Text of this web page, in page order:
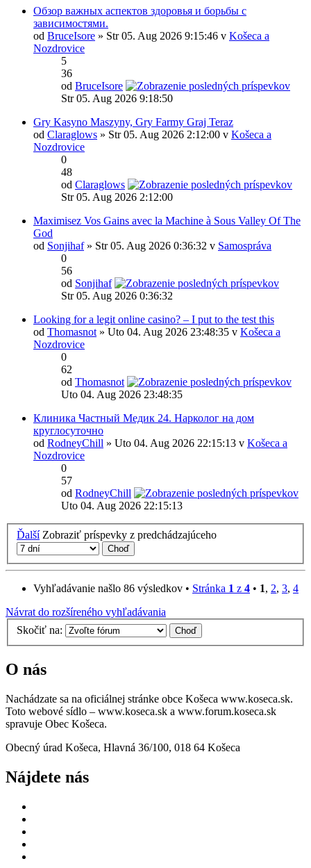
Обзор важных аспектов здоровья и борьбы с
зависимостями.
od BruceIsore » Str 05. Aug 2026 9:15:46 v Košeca a
Nozdrovice
5
36
od BruceIsore
Str 05. Aug 2026 9:18:50
Gry Kasyno Maszyny, Gry Farmy Graj Teraz
od Claraglows » Str 05. Aug 2026 2:12:00 v Košeca a
Nozdrovice
0
48
od Claraglows
Str 05. Aug 2026 2:12:00
Maximisez Vos Gains avec la Machine à Sous Valley Of The
God
od Sonjihaf» Str 05. Aug 2026 0:36:32 v Samospráva
0
56
od Sonjihaf
Str 05. Aug 2026 0:36:32
Looking for a legit online casino? – I put to the test this
od Thomasnot » Uto 04. Aug 2026 23:48:35 v Košeca a
Nozdrovice
0
62
od Thomasnot
Uto 04. Aug 2026 23:48:35
Клиника Частный Медик 24. Нарколог на дом
круглосуточно
od RodneyChill » Uto 04. Aug 2026 22:15:13 v Košeca a
Nozdrovice
0
57
od RodneyChill
Uto 04. Aug 2026 22:15:13
Ďalší Zobraziť príspevky z predchádzajúceho
Vyhľadávanie našlo 86 výsledkov • Stránka 1 z 4 • 1, 2, 3, 4
Návrat do rozšíreného vyhľadávania
Skočiť na:
O nás
Nachádzate sa na oficiálnej stránke obce Košeca www.koseca.sk.
Toto webové sídlo – www.koseca.sk a www.forum.koseca.sk
spravuje Obec Košeca.
Obecný úrad Košeca, Hlavná 36/100, 018 64 Košeca
Nájdete nás